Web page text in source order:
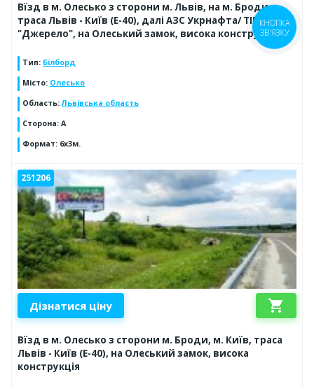
Вїзд в м. Олесько з сторони м. Львів, на м. Броди,
траса Львів - Київ (Е-40), далі АЗС Укрнафта/ TIR
"Джерело", на Олеський замок, висока конструкція
Тип: Білборд
Місто: Олесько
Область:Львівська область
Сторона: А
Формат: 6x3м.
251206
Дізнатися ціну shopping_cart
Вїзд в м. Олесько з сторони м. Броди, м. Київ, траса
Львів - Київ (Е-40), на Олеський замок, висока
конструкція
КНОПКА
ЗВ'ЯЗКУ